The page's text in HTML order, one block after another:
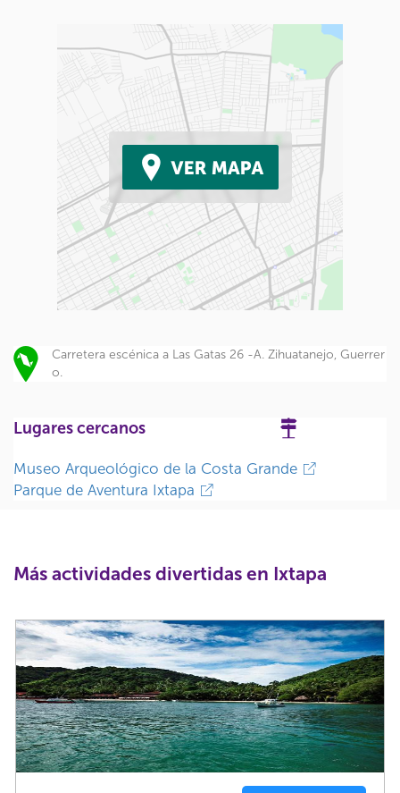
Carretera escénica a Las Gatas 26 -A. Zihuatanejo, Guerrer
o.
Lugares cercanos
Museo Arqueológico de la Costa Grande
Parque de Aventura Ixtapa
Más actividades divertidas en Ixtapa